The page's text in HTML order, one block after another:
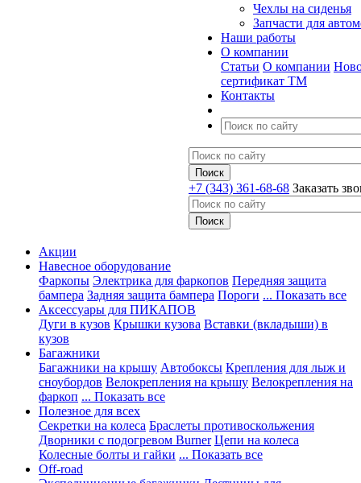
Чехлы на сиденья
Запчасти для
Наши работы
О компании
Статьи О компании
сертификат ТМ
Контакты
+7 (343) 361-68-68 Заказать
Акции
Навесное оборудование
Фаркопы Электрика для фаркопов Передняя защита
бампера Задняя защита бампера Пороги ... Показать все
Аксессуары для ПИКАПОВ
Дуги в кузов Крышки кузова Вставки (вкладыши) в
кузов
Багажники
Багажники на крышу Автобоксы Крепления для лыж и
сноубордов Велокрепления на крышу Велокрепления на
фаркоп ... Показать все
Полезное для всех
Секретки на колеса Браслеты противоскольжения
Дворники с подогревом Burner Цепи на колеса
Колесные болты и гайки ... Показать все
Off-road